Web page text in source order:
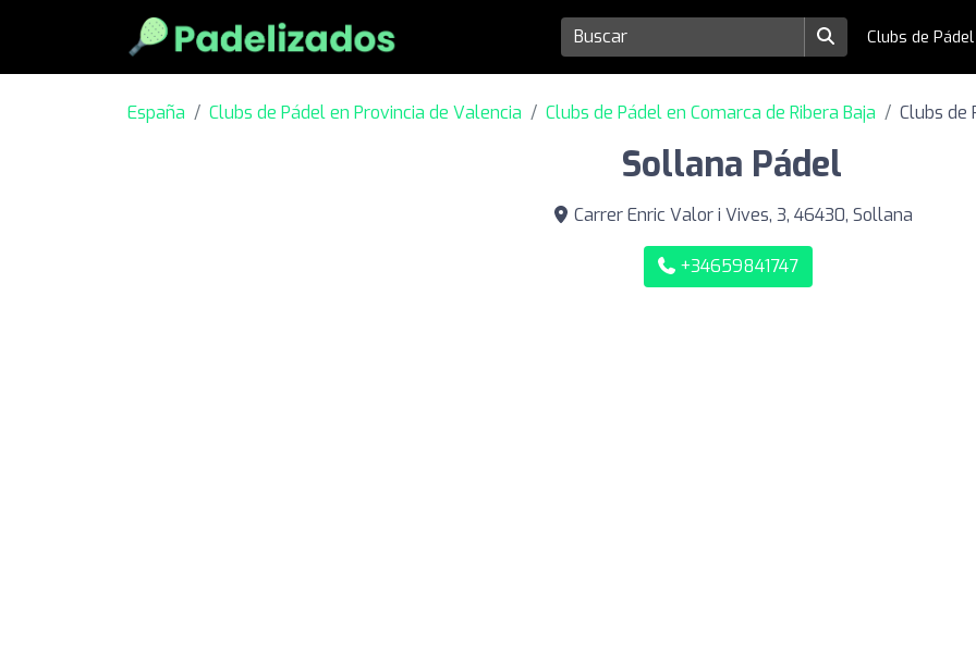
Clubs de
España Clubs de Pádel en Provincia de Valencia Clubs de Pádel en Comarca de Ribera Baja Clubs de
Sollana Pádel
Carrer Enric Valor i Vives, 3, 46430, Sollana
+34659841747